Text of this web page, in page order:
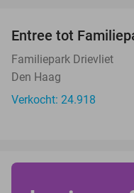
Entree tot
Familiepark Drievliet
Den Haag
Verkocht: 24.918